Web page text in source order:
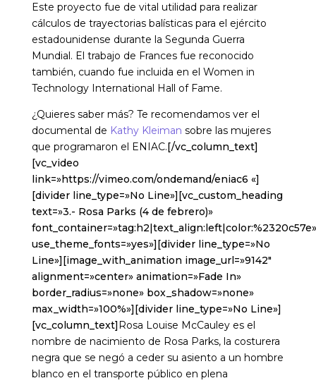
Este proyecto fue de vital utilidad para realizar
cálculos de trayectorias balísticas para el ejército
estadounidense durante la Segunda Guerra
Mundial. El trabajo de Frances fue reconocido
también, cuando fue incluida en el Women in
Technology International Hall of Fame.
¿Quieres saber más? Te recomendamos ver el
documental de Kathy Kleiman sobre las mujeres
que programaron el ENIAC. [/vc_column_text]
[vc_video
link=»https://vimeo.com/ondemand/eniac6 «]
[divider line_type=»No Line»][vc_custom_heading
text=»3.- Rosa Parks (4 de febrero)»
font_container=»tag:h2|text_align:left|color:%2320c57e»
use_theme_fonts=»yes»][divider line_type=»No
Line»][image_with_animation image_url=»9142″
alignment=»center» animation=»Fade In»
border_radius=»none» box_shadow=»none»
max_width=»100%»][divider line_type=»No Line»]
[vc_column_text] Rosa Louise McCauley es el
nombre de nacimiento de Rosa Parks, la costurera
negra que se negó a ceder su asiento a un hombre
blanco en el transporte público en plena